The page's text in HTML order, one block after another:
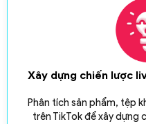
Xây dựng chiến lược
Phân tích sản phẩm, tệp
trên TikTok để xây dựng